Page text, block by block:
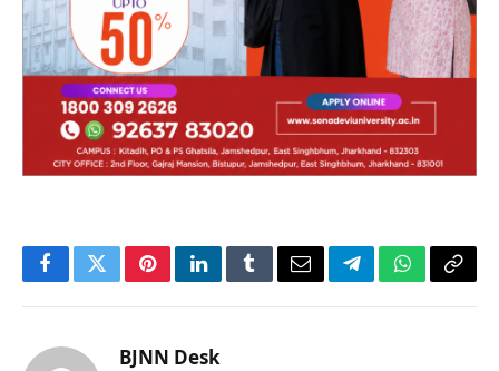
FacebookTwitterPinterestLinkedInTumblrEmailTelegramWhatsApp
Copy
BJNN Desk